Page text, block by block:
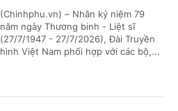
(Chinhphu.vn) – Nhân kỷ niệm 79
năm ngày Thương binh - Liệt sĩ
(27/7/1947 - 27/7/2026), Đài Truyền
hình Việt Nam phối hợp với các bộ,...